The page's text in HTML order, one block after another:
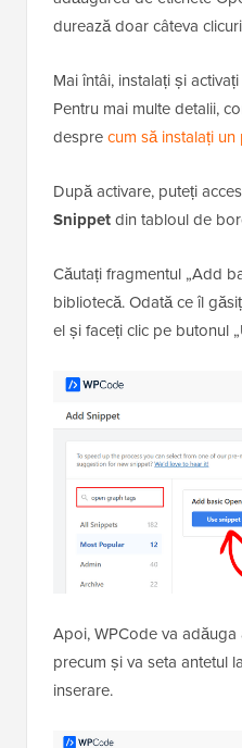
durează doar câteva
Mai întâi, instalați și
Pentru mai multe detalii,
desprecum să instalați
După activare, puteți
Snippetdin tabloul de
Căutați fragmentul „Add
bibliotecă. Odată ce îl
el și faceți clic pe butonul
Apoi, WPCode va
precum și va seta antetul
inserare.